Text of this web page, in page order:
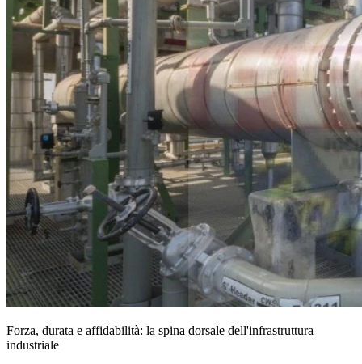
Forza, durata e affidabilità: la spina dorsale dell'infrastruttura
industriale